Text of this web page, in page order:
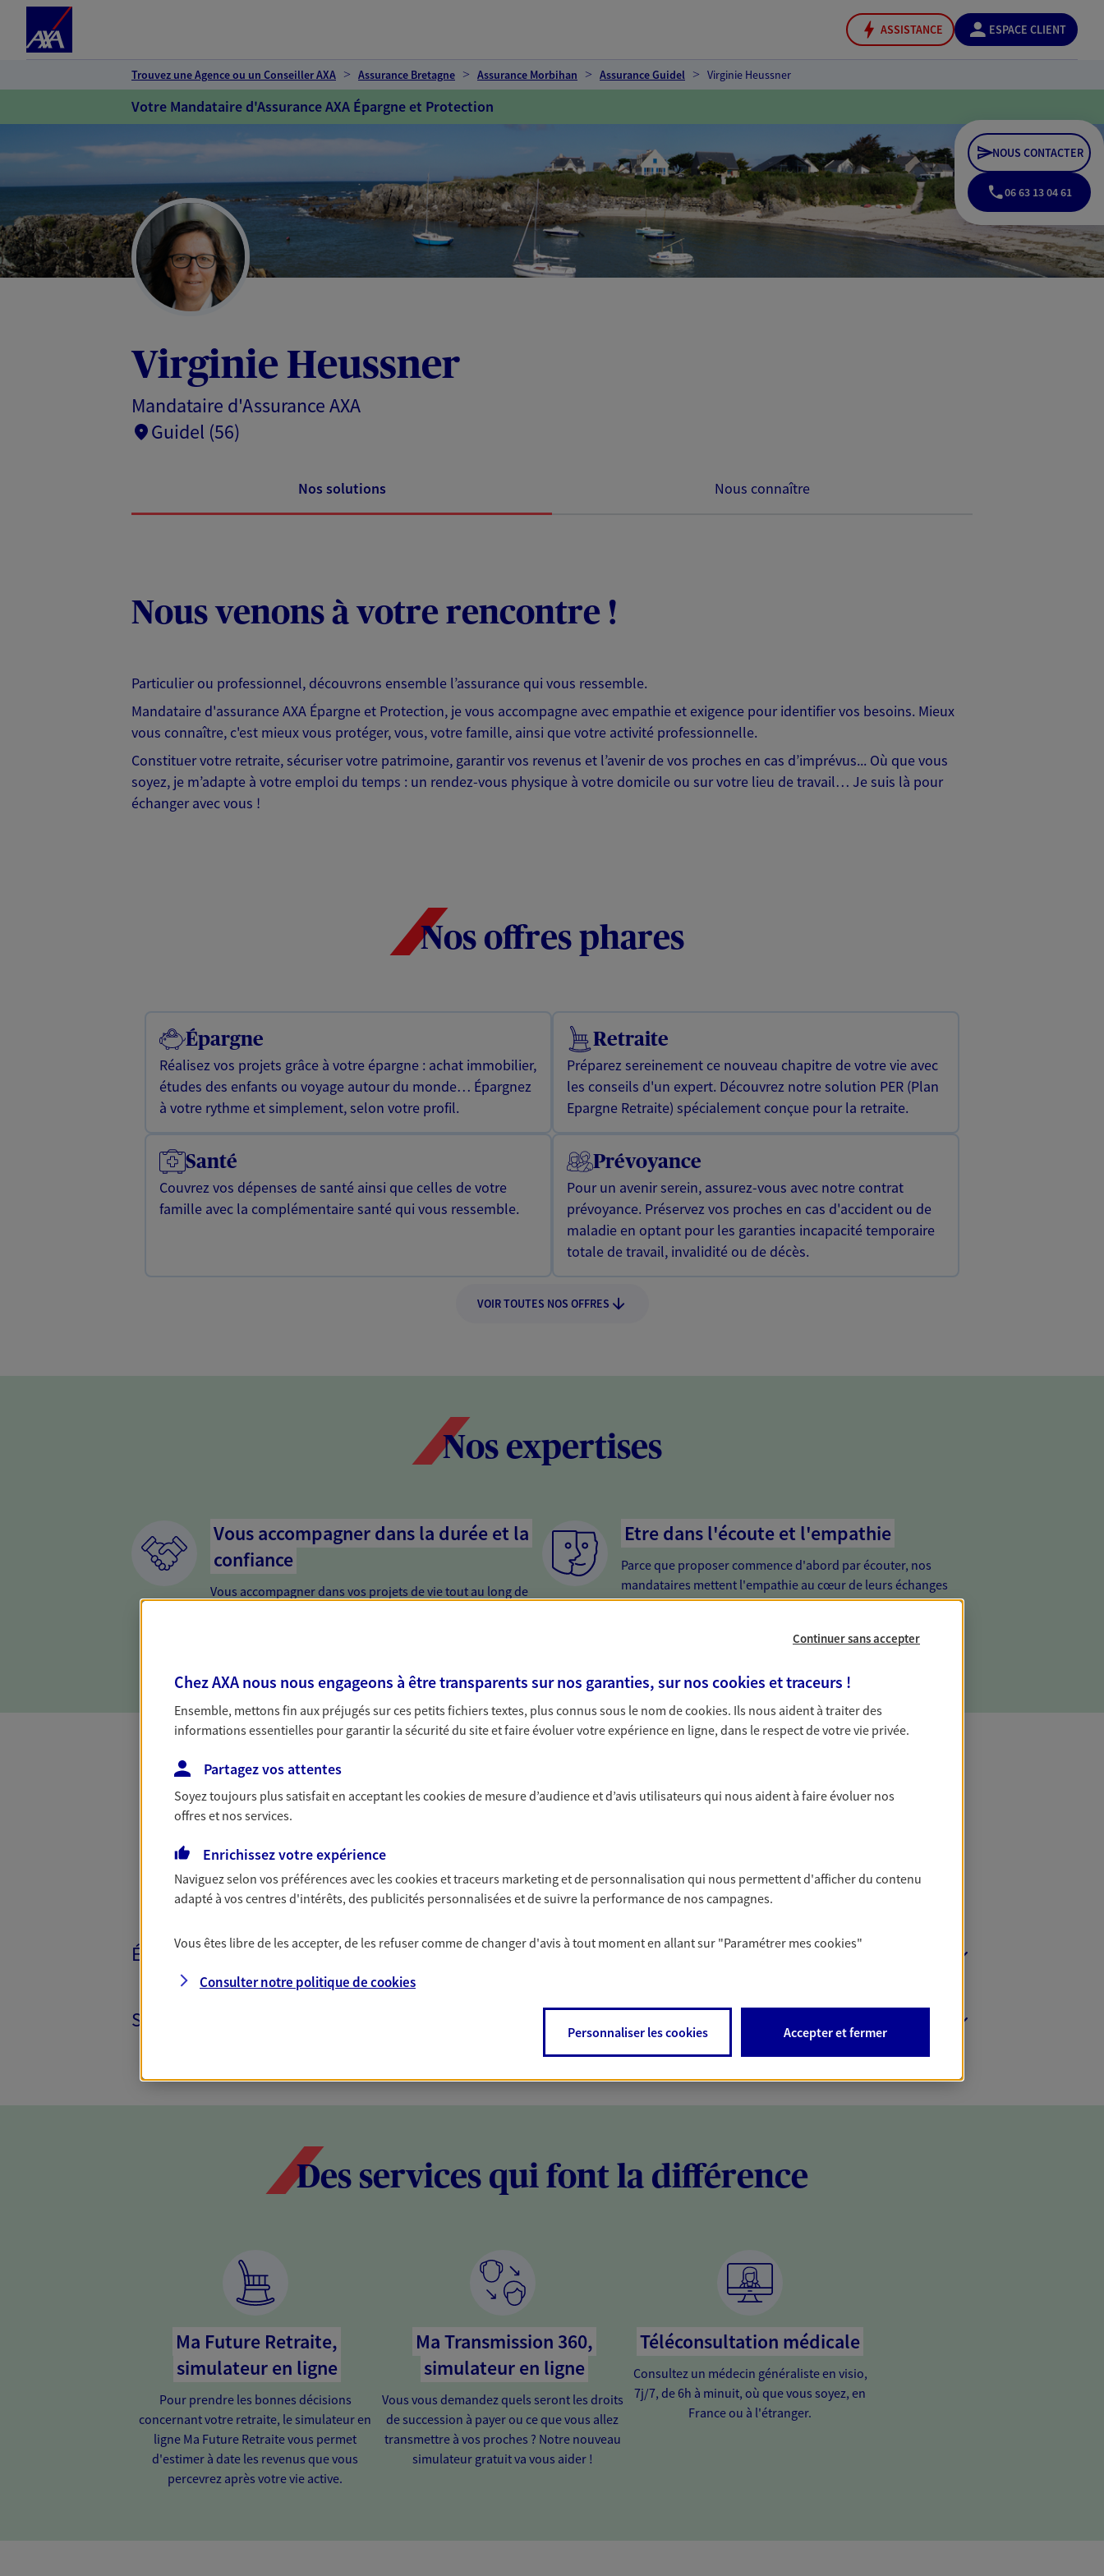
ASSISTANCE ESPACE CLIENT
Trouvez une Agence ou un Conseiller AXA Assurance Bretagne Assurance Morbihan Assurance Guidel Virginie Heussner
Votre Mandataire d'Assurance AXA Épargne et Protection
Virginie Heussner
Mandataire d'Assurance AXA
Guidel (56)
NOUS CONTACTER
06 63 13 04 61
Nos solutions Nous connaître
Nous venons à votre rencontre !
Particulier ou professionnel, découvrons ensemble l’assurance qui vous ressemble.
Mandataire d'assurance AXA Épargne et Protection, je vous accompagne avec empathie et exigence pour identifier vos besoins. Mieux
vous connaître, c'est mieux vous protéger, vous, votre famille, ainsi que votre activité professionnelle.
Constituer votre retraite, sécuriser votre patrimoine, garantir vos revenus et l’avenir de vos proches en cas d’imprévus... Où que vous
soyez, je m’adapte à votre emploi du temps : un rendez-vous physique à votre domicile ou sur votre lieu de travail… Je suis là pour
échanger avec vous !
Nos offres phares
Épargne
Réalisez vos projets grâce à votre épargne : achat immobilier,
études des enfants ou voyage autour du monde… Épargnez
à votre rythme et simplement, selon votre profil.
Retraite
Préparez sereinement ce nouveau chapitre de votre vie avec
les conseils d'un expert. Découvrez notre solution PER (Plan
Epargne Retraite) spécialement conçue pour la retraite.
Santé
Couvrez vos dépenses de santé ainsi que celles de votre
famille avec la complémentaire santé qui vous ressemble.
Prévoyance
Pour un avenir serein, assurez-vous avec notre contrat
prévoyance. Préservez vos proches en cas d'accident ou de
maladie en optant pour les garanties incapacité temporaire
totale de travail, invalidité ou de décès.
VOIR TOUTES NOS OFFRES
Nos expertises
Vous accompagner dans la durée et la
confiance
Vous accompagner dans vos projets de vie tout au long de
Etre dans l'écoute et l'empathie
Parce que proposer commence d'abord par écouter, nos
mandataires mettent l'empathie au cœur de leurs échanges
pour mieux comprendre vos besoins et mieux vous soutenir
Toutes nos solutions AXA Épargne et Protection
PARTICULIERS PROFESSIONNELS
ÉPARGNE ET RETRAITE
SANTÉ ET PRÉVOYANCE
Des services qui font la différence
Ma Future Retraite,
simulateur en ligne
Pour prendre les bonnes décisions
concernant votre retraite, le simulateur en
ligne Ma Future Retraite vous permet
d'estimer à date les revenus que vous
percevrez après votre vie active.
Ma Transmission 360,
simulateur en ligne
Vous vous demandez quels seront les droits
de succession à payer ou ce que vous allez
transmettre à vos proches ? Notre nouveau
simulateur gratuit va vous aider !
Téléconsultation médicale
Consultez un médecin généraliste en visio,
7j/7, de 6h à minuit, où que vous soyez, en
France ou à l'étranger.
Continuer sans accepter
Chez AXA nous nous engageons à être transparents sur nos garanties, sur nos cookies et traceurs !
Ensemble, mettons fin aux préjugés sur ces petits fichiers textes, plus connus sous le nom decookies. Ils nous aident à traiter des
informations essentielles pour garantir la sécurité du site et faire évoluer votre expérience en ligne, dans le respect de votre vie privée.
Partagez vos attentes
Soyez toujours plus satisfait en acceptant lescookiesde mesure d’audience et d’avis utilisateurs qui nous aident à faire évoluer nos
offres et nos services.
Enrichissez votre expérience
Naviguez selon vos préférences avec lescookies et traceurs marketing et de personnalisation qui nous permettent d'afficher du contenu
adapté à vos centres d'intérêts, des publicités personnalisées et de suivre la performance de nos campagnes.
Vous êtes libre de les accepter, de les refuser comme de changer d'avis à tout moment en allant sur "Paramétrer mescookies"
Consulter notre politique decookies
Personnaliser les cookies Accepter et fermer